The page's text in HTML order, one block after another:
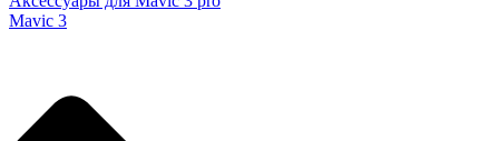
Mavic 3